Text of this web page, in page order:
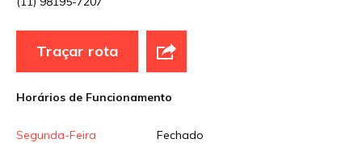
Traçar rota
Horários de Funcionamento
Segunda-Feira
Fechado